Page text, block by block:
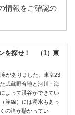
情報をご確認の
を探せ！ （1）東
がありました。東京23
武蔵野台地と河川・海
よって渓谷ができてい
崖線）には湧水もあっ
の滝が懸かってい